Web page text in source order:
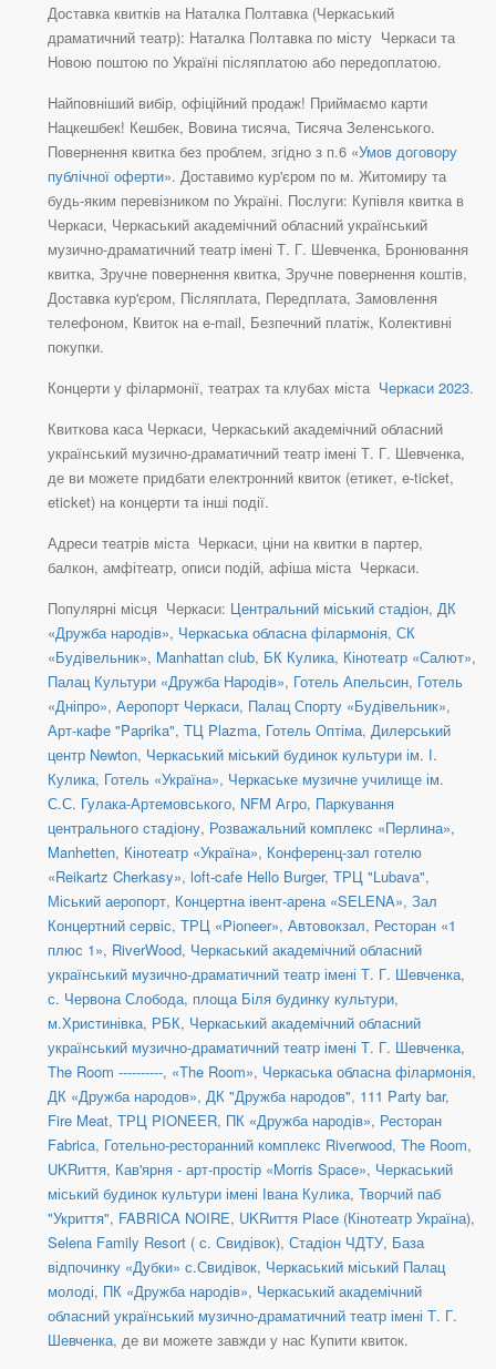
Доставка квитків на Наталка Полтавка (Черкаський
драматичний театр): Наталка Полтавка по місту Черкаси та
Новою поштою по Україні післяплатою або передоплатою.
Найповніший вибір, офіційний продаж! Приймаємо карти
Нацкешбек! Кешбек, Вовина тисяча, Тисяча Зеленського.
Повернення квитка без проблем, згідно з п.6 «Умов договору
публічної оферти». Доставимо кур'єром по м. Житомиру та
будь-яким перевізником по Україні. Послуги: Купівля квитка в
Черкаси, Черкаський академічний обласний український
музично-драматичний театр імені Т. Г. Шевченка, Бронювання
квитка, Зручне повернення квитка, Зручне повернення коштів,
Доставка кур'єром, Післяплата, Передплата, Замовлення
телефоном, Квиток на e-mail, Безпечний платіж, Колективні
покупки.
Концерти у філармонії, театрах та клубах міста Черкаси 2023.
Квиткова каса Черкаси, Черкаський академічний обласний
український музично-драматичний театр імені Т. Г. Шевченка,
де ви можете придбати електронний квиток (етикет, e-ticket,
eticket) на концерти та інші події.
Адреси театрів міста Черкаси, ціни на квитки в партер,
балкон, амфітеатр, описи подій, афіша міста Черкаси.
Популярні місця Черкаси: Центральний міський стадіон, ДК
«Дружба народів», Черкаська обласна філармонія, СК
«Будівельник», Manhattan club, БК Кулика, Кінотеатр «Салют»,
Палац Культури «Дружба Народів», Готель Апельсин, Готель
«Дніпро», Аеропорт Черкаси, Палац Спорту «Будівельник»,
Арт-кафе "Paprika", ТЦ Plazma, Готель Оптіма, Дилерський
центр Newton, Черкаський міський будинок культури ім. І.
Кулика, Готель «Україна», Черкаське музичне училище ім.
С.С. Гулака-Артемовського, NFM Агро, Паркування
центрального стадіону, Розважальний комплекс «Перлина»,
Manhetten, Кінотеатр «Україна», Конференц-зал готелю
«Reikartz Cherkasy», loft-cafe Hello Burger, ТРЦ "Lubava",
Міський аеропорт, Концертна івент-арена «SELENA», Зал
Концертний сервіс, ТРЦ «Pioneer», Автовокзал, Ресторан «1
плюс 1», RiverWood, Черкаський академічний обласний
український музично-драматичний театр імені Т. Г. Шевченка,
с. Червона Слобода, площа Біля будинку культури,
м.Христинівка, РБК, Черкаський академічний обласний
український музично-драматичний театр імені Т. Г. Шевченка,
The Room ----------, «The Room», Черкаська обласна філармонія,
ДК «Дружба народов», ДК "Дружба народов", 111 Party bar,
Fire Meat, ТРЦ PIONEER, ПК «Дружба народів», Ресторан
Fabrica, Готельно-ресторанний комплекс Riverwood, The Room,
UKRиття, Кав'ярня - арт-простір «Morris Space», Черкаський
міський будинок культури імені Івана Кулика, Творчий паб
"Укриття", FABRICA NOIRE, UKRиття Place (Кінотеатр Україна),
Selena Family Resort ( с. Свидівок), Стадіон ЧДТУ, База
відпочинку «Дубки» с.Свидівок, Черкаський міський Палац
молоді, ПК «Дружба народів», Черкаський академічний
обласний український музично-драматичний театр імені Т. Г.
Шевченка, де ви можете завжди у нас Купити квиток.